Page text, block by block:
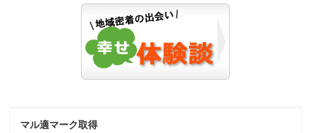
マル適マーク取得